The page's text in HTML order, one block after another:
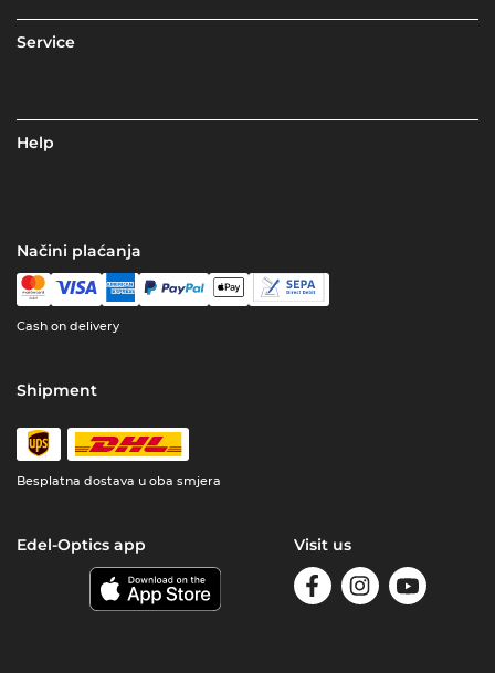
Service
Help
Načini plaćanja
Cash on delivery
Shipment
Besplatna dostava u oba smjera
Edel-Optics app Visit us